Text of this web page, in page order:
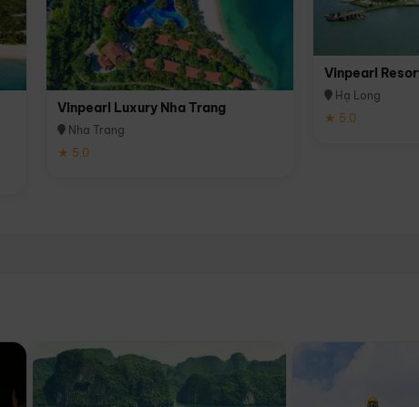
Vinpearl Luxury Nha Trang
Nha Trang
★ 5.0
Vinpearl
Hạ Long
★ 5.0